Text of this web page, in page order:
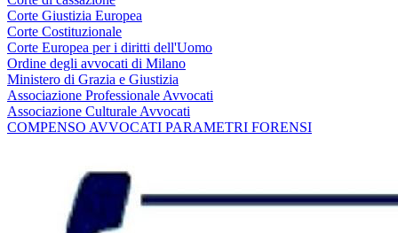
Corte Giustizia Europea
Corte Costituzionale
Corte Europea per i diritti dell'Uomo
Ordine degli avvocati di Milano
Ministero di Grazia e Giustizia
Associazione Professionale Avvocati
Associazione Culturale Avvocati
COMPENSO AVVOCATI PARAMETRI FORENSI